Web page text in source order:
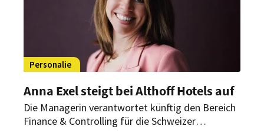
Personalie
Anna Exel steigt bei Althoff Hotels auf
Die Managerin verantwortet künftig den Bereich
Finance & Controlling für die Schweizer